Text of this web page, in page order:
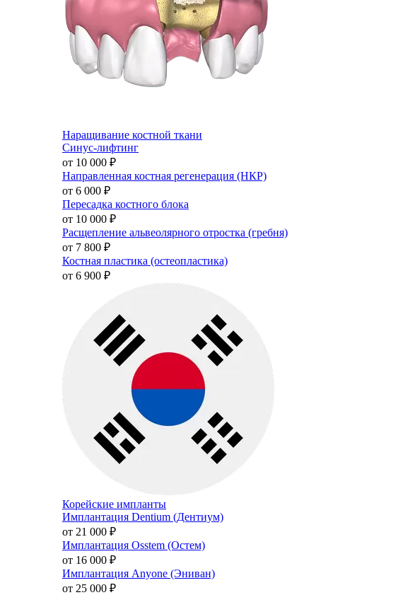
Наращивание костной ткани
Синус-лифтинг
от 10 000 ₽
Направленная костная регенерация (НКР)
от 6 000 ₽
Пересадка костного блока
от 10 000 ₽
Расщепление альвеолярного отростка (гребня)
от 7 800 ₽
Костная пластика (остеопластика)
от 6 900 ₽
Корейские импланты
Имплантация Dentium (Дентиум)
от 21 000 ₽
Имплантация Osstem (Остем)
от 16 000 ₽
Имплантация Anyone (Эниван)
от 25 000 ₽